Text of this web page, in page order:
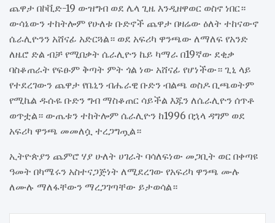
ጨዋታ በኮቪድ-19 ውዝግብ ወደ ሌላ ጊዜ እንዲዘዋወር ወስኖ ነበር።
ውሳኔውን ተከትሎም የሁለቱ ቡድኖች ጨዋታ በዛሬው ዕለት ተከናውኖ
ሴራሊዮንን አሸናፊ አድርጓል። ወደ አፍሪካ ዋንጫው ለማለፍ የአንድ
ለዜሮ ድል ብቻ የሚበቃት ሴራሊዮን ኬይ ካማራ በ19ኛው ደቂቃ
ባስቆጠራት የፍፁም ቅጣት ምት ጎል ነው አሸናፊ የሆነችው። ጊኒ ላይ
የተደረገውን ጨዋታ የቤኒን ብሔራዊ ቡድን ብልጫ ወስዶ ቢጫወትም
የሚኬል ዱሱዬ ቡድን ግብ ማስቆጠር ሳይችል እጁን ለሴራሊዮን ሰጥቶ
ወጥቷል። ውጤቱን ተከትሎም ሴራሊዮን ከ1996 በኋላ ዳግም ወደ
አፍሪካ ዋንጫ መመለሷ ተረጋግጧል።
ኢትዮጵያን ጨምሮ ሃያ ሁለት ሀገራት ባሳለፍነው መጋቢት ወር በቀጣዩ
ዓመት በካሜሩን አስተናጋጅነት ለሚደረገው የአፍሪካ ዋንጫ ሙሉ
ለሙሉ ማለፋቸውን ማረጋገጣቸው ይታወሳል።